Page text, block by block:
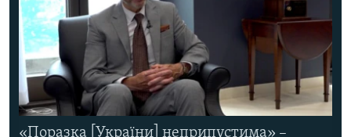
«Поразка [України] неприпустима» –